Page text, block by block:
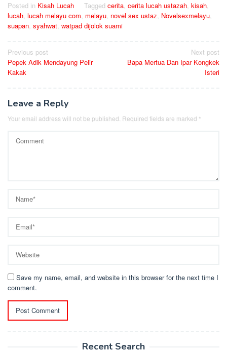
Posted in Kisah Lucah Tagged cerita, cerita lucah ustazah, kisah,
lucah, lucah melayu com, melayu, novel sex ustaz, Novelsexmelayu,
suapan, syahwat, watpad dijolok suami
Post
navigation
Previous post
Pepek Adik Mendayung Pelir
Kakak
Next post
Bapa Mertua Dan Ipar Kongkek
Isteri
Leave a Reply
Your email address will not be published. Required fields are marked *
Save my name, email, and website in this browser for the next time I
comment.
Recent Search